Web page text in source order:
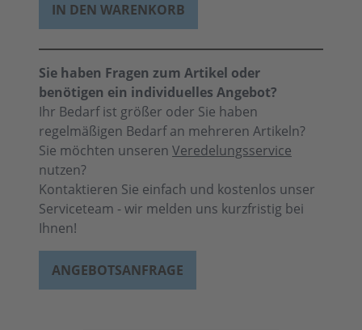
IN DEN WARENKORB
Sie haben Fragen zum Artikel oder
benötigen ein individuelles Angebot?
Ihr Bedarf ist größer oder Sie haben
regelmäßigen Bedarf an mehreren Artikeln?
Sie möchten unseren Veredelungsservice
nutzen?
Kontaktieren Sie einfach und kostenlos unser
Serviceteam - wir melden uns kurzfristig bei
Ihnen!
ANGEBOTSANFRAGE